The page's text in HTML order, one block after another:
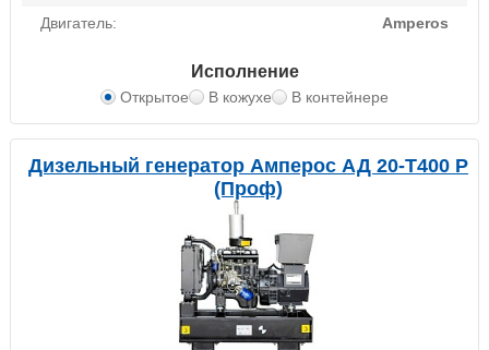
Двигатель:
Amperos
Исполнение
Открытое В кожухе В контейнере
Дизельный генератор Амперос АД 20-Т400 P
(Проф)